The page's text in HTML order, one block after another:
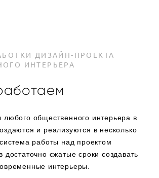
ДИЗАЙН-ПРОЕКТА
ИНТЕРЬЕРА
ем
любого общественного интерьера в
и реализуются в несколько
работы над проектом
достаточно сжатые сроки создавать
интерьеры.